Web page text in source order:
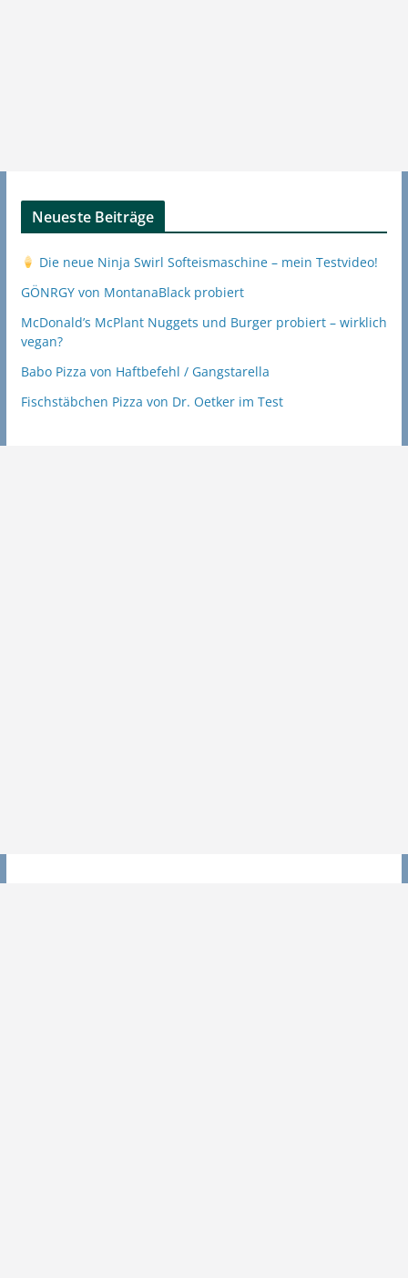
Neueste Beiträge
Die neue Ninja Swirl Softeismaschine – mein Testvideo!
GÖNRGY von MontanaBlack probiert
McDonald’s McPlant Nuggets und Burger probiert – wirklich
vegan?
Babo Pizza von Haftbefehl / Gangstarella
Fischstäbchen Pizza von Dr. Oetker im Test